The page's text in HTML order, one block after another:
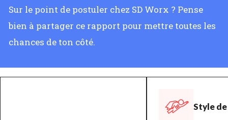
Sur le point de postuler chez SD Worx ? Pense
bien à partager ce rapport pour mettre toutes les
chances de ton côté.
Style